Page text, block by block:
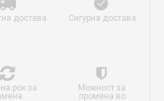
достава Сигурна достава
рок за
Можност за
промена во